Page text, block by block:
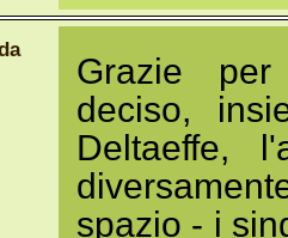
Grazie per
deciso,
Deltaeffe,
spazio - i